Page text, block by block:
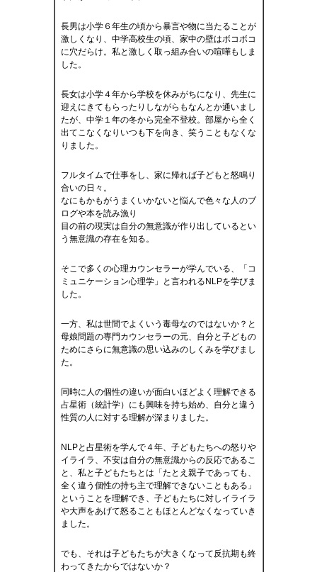
長男は小学６年生の頃から暴言や物に当たることが
激しくなり、中学高校生の頃、家中の壁はボコボコ
に穴だらけ。私と激しく取っ組み合いの喧嘩もしま
した。
長女は小学４年から学校を休みがちになり、先生に
迎えにきてもらったりしながらもなんとか通いまし
たが、中学１年の冬から完全不登校。部屋から全く
出てこなくなりいつも下を向き、笑うこともなくな
りました。
フルタイムで仕事をし、家に帰れば子どもと怒鳴り
合いの日々。
なにもかもがうまくいかないと悩んで色々な人のブ
ログや本を読み漁り
目の前の現実は自分の無意識が作り出しているとい
う無意識の存在を知る。
そこで多くの心理カウンセラーが学んでいる、「コ
ミュニケーション心理学」と言われるNLPを学びま
した。
一方、私は世間でよくいう毒母なのではないか？と
母娘問題の専門カウンセラーの元、自分と子どもの
ためにさらに無意識の思い込みのしくみを学びまし
た。
同時に人の個性の違いが面白いほどよく理解できる
占星術（統計学）にも興味を持ち始め、自分と違う
性質の人に対する理解が深まりました。
NLPと占星術を学んで４年、子どもたちへの怒りや
イライラ、不安は自分の無意識からの反応であるこ
と、私と子どもたちとは「たとえ親子であっても、
全く違う個性の持ち主で理解できないこともある」
ということを理解でき、子どもたちに対しイライラ
や大声をあげて怒ることもほとんどなくなっていき
ました。
でも、それは子どもたちが大きくなって反抗期も終
わってきたからではないか？